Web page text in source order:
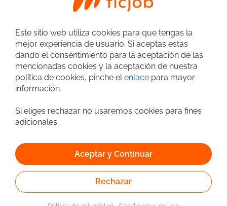
del Servicio Público de Empleo según Resolución No.
0026 del 17 de Enero de 2023,
Este sitio web utiliza cookies para que tengas la
mejor experiencia de usuario. Si aceptas estas
dando el consentimiento para la aceptación de las
mencionadas cookies y la aceptación de nuestra
política de cookies, pinche elenlace para mayor
información.
Si eliges rechazar no usaremos cookies para fines
adicionales.
Aceptar y Continuar
Rechazar